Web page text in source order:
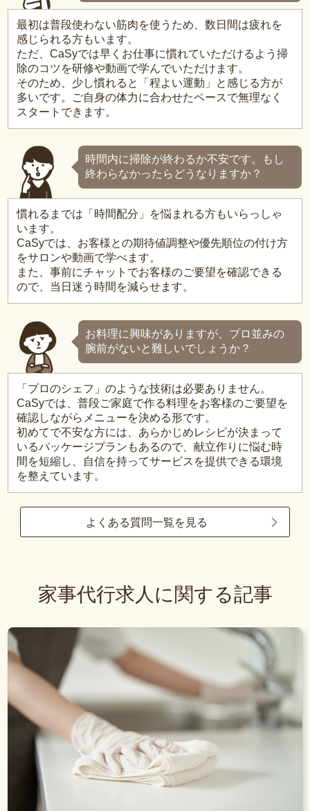
最初は普段使わない筋肉を使うため、数日間は疲れを
感じられる方もいます。
ただ、CaSyでは早くお仕事に慣れていただけるよう掃
除のコツを研修や動画で学んでいただけます。
そのため、少し慣れると「程よい運動」と感じる方が
多いです。ご自身の体力に合わせたペースで無理なく
スタートできます。
時間内に掃除が終わるか不安です。もし
終わらなかったらどうなりますか？
慣れるまでは「時間配分」を悩まれる方もいらっしゃ
います。
CaSyでは、お客様との期待値調整や優先順位の付け方
をサロンや動画で学べます。
また、事前にチャットでお客様のご要望を確認できる
ので、当日迷う時間を減らせます。
お料理に興味がありますが、プロ並みの
腕前がないと難しいでしょうか？
「プロのシェフ」のような技術は必要ありません。
CaSyでは、普段ご家庭で作る料理をお客様のご要望を
確認しながらメニューを決める形です。
初めてで不安な方には、あらかじめレシピが決まって
いるパッケージプランもあるので、献立作りに悩む時
間を短縮し、自信を持ってサービスを提供できる環境
を整えています。
よくある質問一覧を見る
家事代行求人に関する記事